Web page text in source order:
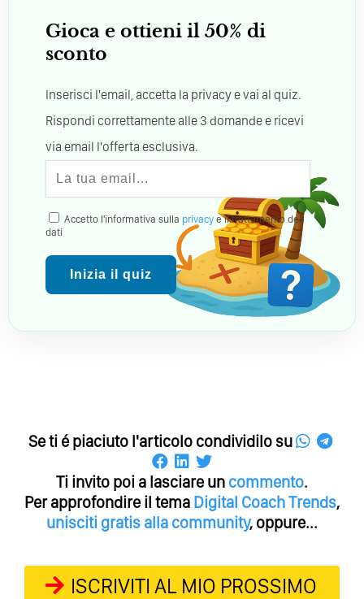
Gioca e ottieni il 50% di
sconto
Inserisci l'email, accetta la privacy e vai al quiz.
Rispondi correttamente alle 3 domande e ricevi
via email l'offerta esclusiva.
Accetto l'informativa sulla privacy e il trattamento dei
dati
Inizia il quiz
Se ti é piaciuto l'articolo condividilo su
Ti invito poi a lasciare un commento.
Per approfondire il tema Digital CoachTrends,
unisciti gratis alla community, oppure...
ISCRIVITI AL MIO PROSSIMO